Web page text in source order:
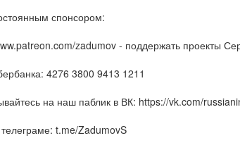
спонсором:
zadumov - поддержать проекты
4276 3800 9413 1211
на наш паблик в ВК: https://vk.com/
t.me/ZadumovS